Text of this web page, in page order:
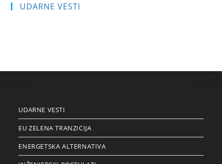
UDARNE VESTI
UDARNE VESTI
EU ZELENA TRANZICIJA
ENERGETSKA ALTERNATIVA